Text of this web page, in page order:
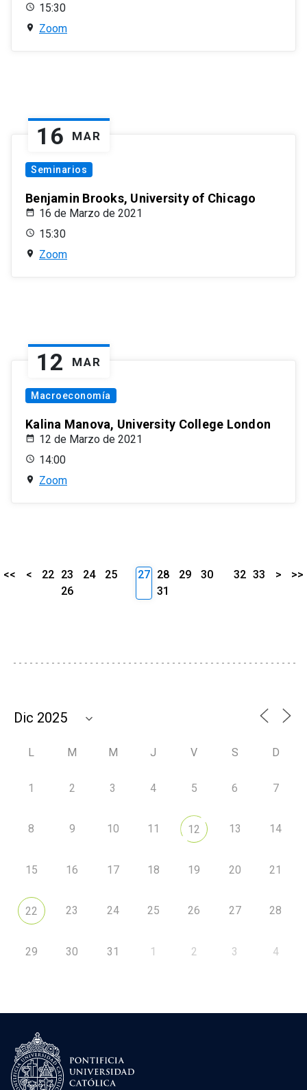
15:30
Zoom
16 MAR
Seminarios
Benjamin Brooks, University of Chicago
16 de Marzo de 2021
15:30
Zoom
12 MAR
Macroeconomía
Kalina Manova, University College London
12 de Marzo de 2021
14:00
Zoom
<< < 22 23 24
25
26
27 28 29
30
31
32 33 > >>
L M M J V S D
1 2 3 4 5 6 7
8 9 10 11 12 13 14
15 16 17 18 19 20 21
22 23 24 25 26 27 28
29 30 31 1 2 3 4